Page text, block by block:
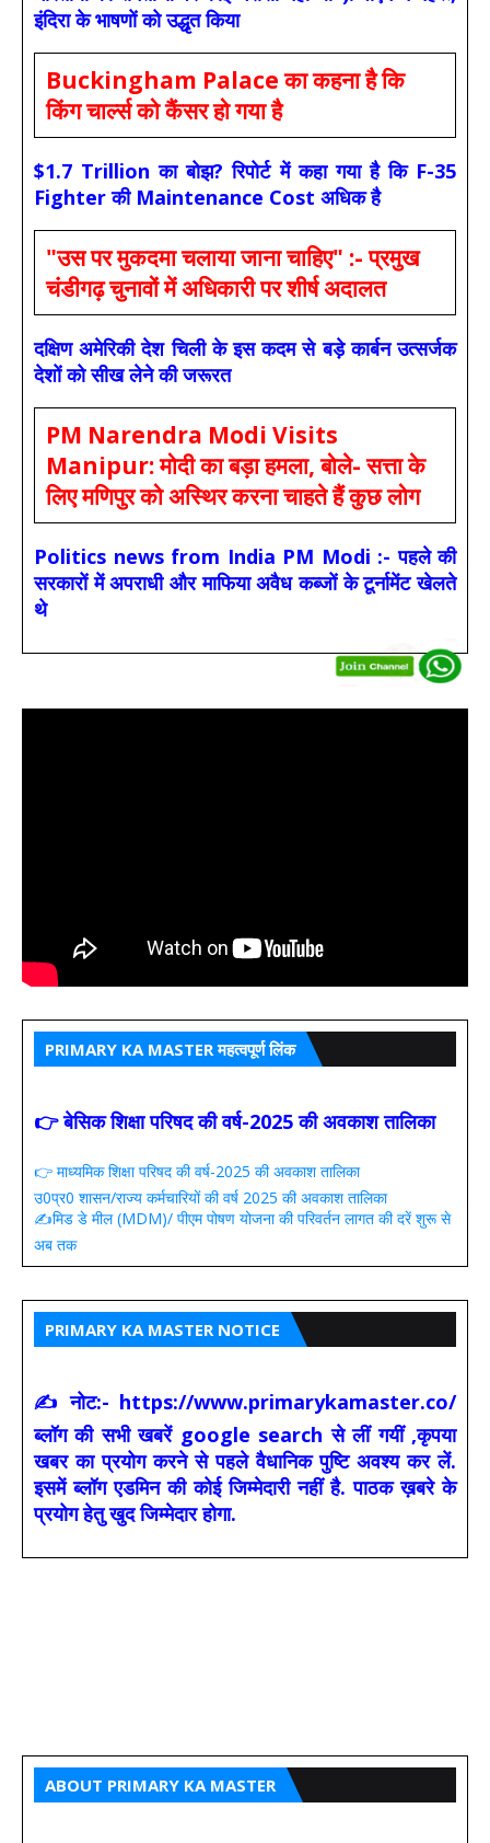
इंदिरा के भाषणों को उद्धृत किया
Buckingham Palace का कहना है कि
किंग चार्ल्स को कैंसर हो गया है
$1.7 Trillion का बोझ? रिपोर्ट में कहा गया है कि F-35
Fighter की Maintenance Cost अधिक है
"उस पर मुकदमा चलाया जाना चाहिए" :- प्रमुख
चंडीगढ़ चुनावों में अधिकारी पर शीर्ष अदालत
दक्षिण अमेरिकी देश चिली के इस कदम से बड़े कार्बन उत्सर्जक
देशों को सीख लेने की जरूरत
PM Narendra Modi Visits
Manipur: मोदी का बड़ा हमला, बोले- सत्ता के
लिए मणिपुर को अस्थिर करना चाहते हैं कुछ लोग
Politics news from India PM Modi :- पहले की
सरकारों में अपराधी और माफिया अवैध कब्जों के टूर्नामेंट खेलते
थे
PRIMARY KA MASTER महत्वपूर्ण लिंक
👉 बेसिक शिक्षा परिषद की वर्ष-2025 की अवकाश तालिका
👉 माध्यमिक शिक्षा परिषद की वर्ष-2025 की अवकाश तालिका
उ0प्र0 शासन/राज्य कर्मचारियों की वर्ष 2025 की अवकाश तालिका
✍️मिड डे मील (MDM)/ पीएम पोषण योजना की परिवर्तन लागत की दरें शुरू से
अब तक
PRIMARY KA MASTER NOTICE
✍ नोट:- https://www.primarykamaster.co/
ब्लॉग की सभी खबरें google search से लीं गयीं ,कृपया
खबर का प्रयोग करने से पहले वैधानिक पुष्टि अवश्य कर लें.
इसमें ब्लॉग एडमिन की कोई जिम्मेदारी नहीं है. पाठक ख़बरे के
प्रयोग हेतु खुद जिम्मेदार होगा.
ABOUT PRIMARY KA MASTER